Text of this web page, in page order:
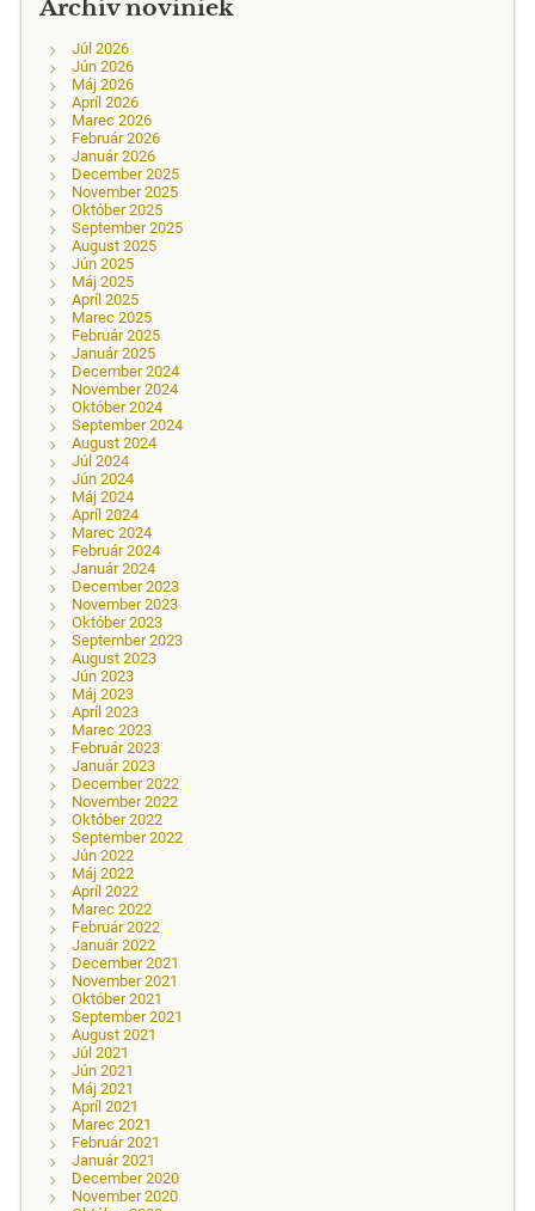
Archív noviniek
Júl 2026
Jún 2026
Máj 2026
Apríl 2026
Marec 2026
Február 2026
Január 2026
December 2025
November 2025
Október 2025
September 2025
August 2025
Jún 2025
Máj 2025
Apríl 2025
Marec 2025
Február 2025
Január 2025
December 2024
November 2024
Október 2024
September 2024
August 2024
Júl 2024
Jún 2024
Máj 2024
Apríl 2024
Marec 2024
Február 2024
Január 2024
December 2023
November 2023
Október 2023
September 2023
August 2023
Jún 2023
Máj 2023
Apríl 2023
Marec 2023
Február 2023
Január 2023
December 2022
November 2022
Október 2022
September 2022
Jún 2022
Máj 2022
Apríl 2022
Marec 2022
Február 2022
Január 2022
December 2021
November 2021
Október 2021
September 2021
August 2021
Júl 2021
Jún 2021
Máj 2021
Apríl 2021
Marec 2021
Február 2021
Január 2021
December 2020
November 2020